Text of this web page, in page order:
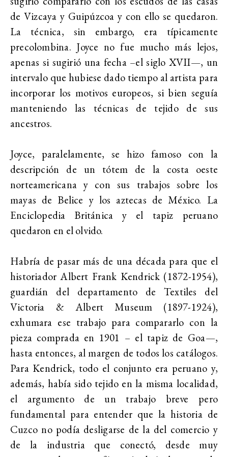
de Vizcaya y Guipúzcoa y con ello se quedaron.
La técnica, sin embargo, era típicamente
precolombina. Joyce no fue mucho más lejos,
apenas si sugirió una fecha –el siglo XVII—, un
intervalo que hubiese dado tiempo al artista para
incorporar los motivos europeos, si bien seguía
manteniendo las técnicas de tejido de sus
ancestros.
Joyce, paralelamente, se hizo famoso con la
descripción de un tótem de la costa oeste
norteamericana y con sus trabajos sobre los
mayas de Belice y los aztecas de México. La
Enciclopedia Británica y el tapiz peruano
quedaron en el olvido.
Habría de pasar más de una década para que el
historiador Albert Frank Kendrick (1872-1954),
guardián del departamento de Textiles del
Victoria & Albert Museum (1897-1924),
exhumara ese trabajo para compararlo con la
pieza comprada en 1901 – el tapiz de Goa—,
hasta entonces, al margen de todos los catálogos.
Para Kendrick, todo el conjunto era peruano y,
además, había sido tejido en la misma localidad,
el argumento de un trabajo breve pero
fundamental para entender que la historia de
Cuzco no podía desligarse de la del comercio y
de la industria que conectó, desde muy